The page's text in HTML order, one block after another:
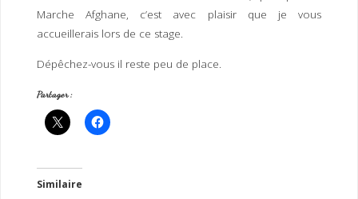
Marche Afghane, c’est avec plaisir que je vous
accueillerais lors de ce stage.
Dépêchez-vous il reste peu de place.
Partager :
Similaire